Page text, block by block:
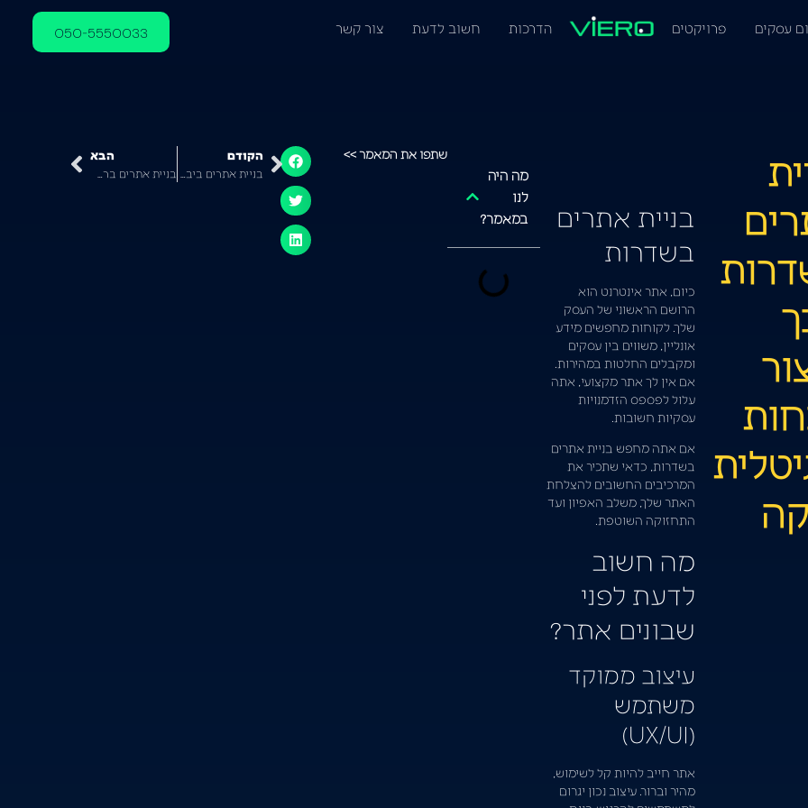
עסקים פרויקטים הדרכות חשוב לדעת צור קשר 050-5550033
בניית אתרים
בשדרות
כיום, אתר אינטרנט הוא
הרושם הראשוני של העסק
שלך. לקוחות מחפשים מידע
אונליין, משווים בין עסקים
ומקבלים החלטות במהירות.
אם אין לך אתר מקצועי, אתה
עלול לפספס הזדמנויות
עסקיות חשובות.
אם אתה מחפש בניית אתרים
בשדרות, כדאי שתכיר את
המרכיבים החשובים להצלחת
האתר שלך, משלב האפיון ועד
התחזוקה השוטפת.
מה חשוב
לדעת לפני
שבונים אתר?
עיצוב ממוקד
משתמש
(UX/UI)
אתר חייב להיות קל לשימוש,
מהיר וברור. עיצוב נכון יגרום
מה היה
לנו
במאמר?
שתפו את המאמר >>
הקודם
הבא